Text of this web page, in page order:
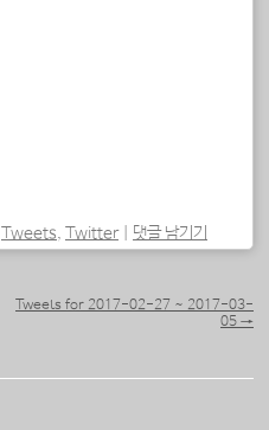
Tweets, Twitter 댓글 남기기
Tweets for 2017-02-27 ~ 2017-03-
05 →